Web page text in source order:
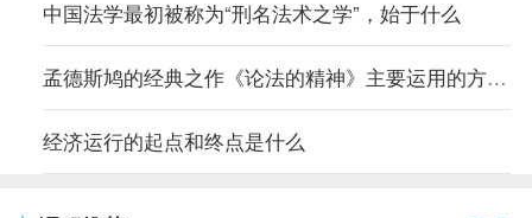
中国法学最初被称为“刑名法术之学”，始于什么
孟德斯鸠的经典之作《论法的精神》主要运用的方法是什么
经济运行的起点和终点是什么